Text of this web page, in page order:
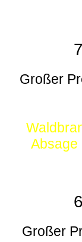
Großer
Absage
Großer